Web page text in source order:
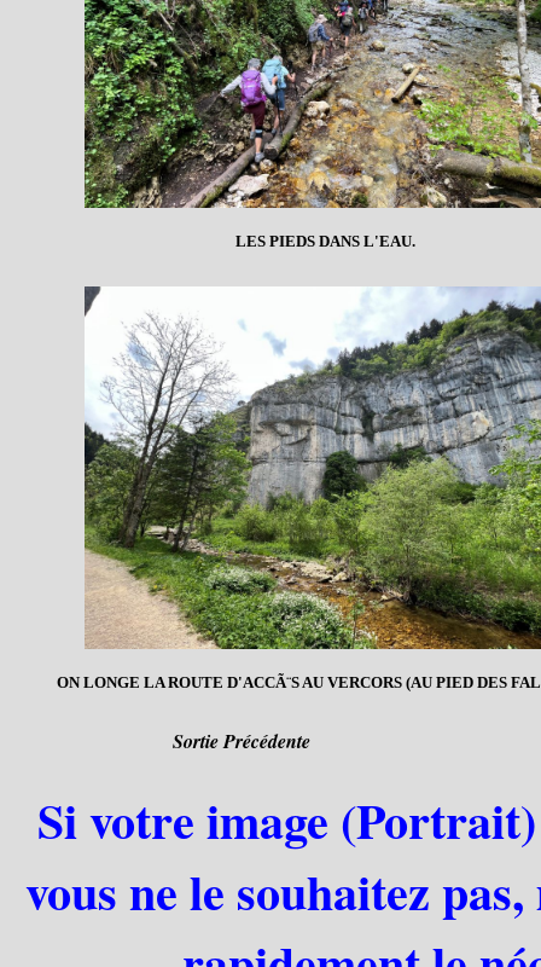
LES PIEDS DANS L'EAU.
ON LONGE LA ROUTE D'ACCÃ¨S AU VERCORS (AU PIED DES
Sortie Précédente
Si votre image
vous ne le souhaitez